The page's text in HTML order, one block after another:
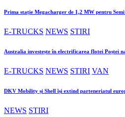
Prima stație Megacharger de 1,2 MW pentru
E-TRUCKS NEWS STIRI
Australia investește în electrificarea flotei Poștei
E-TRUCKS NEWS STIRI VAN
DKV Mobility și Shell își extind parteneriatul
NEWS STIRI